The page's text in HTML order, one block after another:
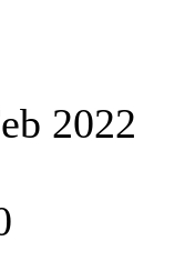
2022